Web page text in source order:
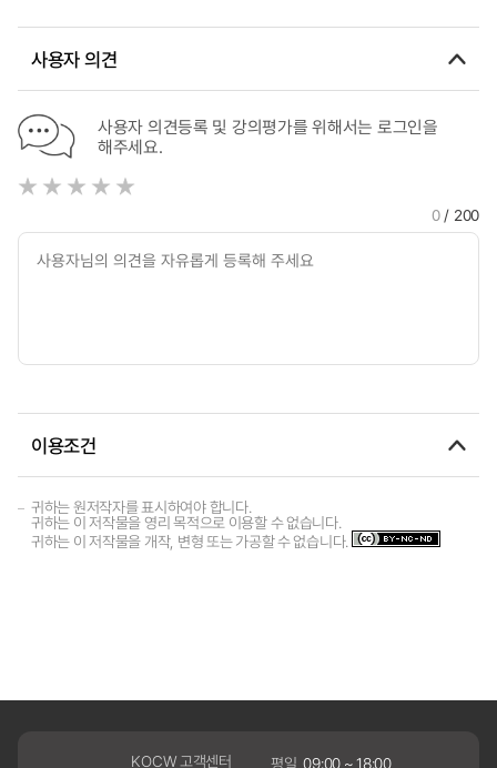
(A)study of influences on the language ability and
of a family
사용자 의견
사용자 의견등록 및 강의평가를 위해서는 로그인을
해주세요.
0/ 200
이용조건
귀하는 원저작자를 표시하여야 합니다.
귀하는 이 저작물을 영리 목적으로 이용할 수 없습니다.
귀하는 이 저작물을 개작, 변형 또는 가공할 수 없습니다.
KOCW 고객센터 평일 09:00 ~ 18:00